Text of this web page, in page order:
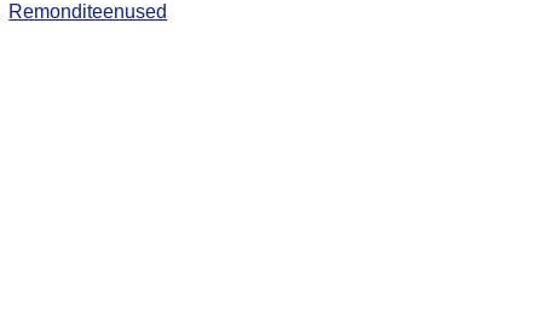
Remonditeenused